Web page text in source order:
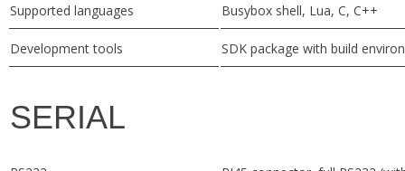
Supported languages Busybox shell, Lua, C, C++
Development tools SDK package with build
SERIAL